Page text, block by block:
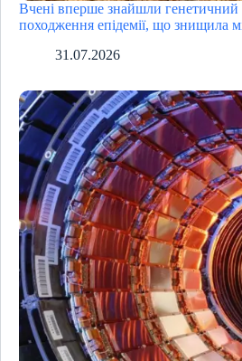
Вчені вперше знайшли генетичний
походження епідемії, що знищила
31.07.2026